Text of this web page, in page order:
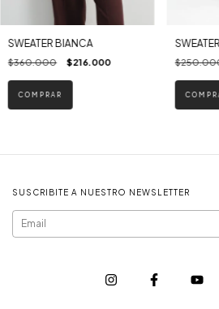
SWEATER BIANCA
$360.000 $216.000
COMPRAR
SUSCRIBITE A NUESTRO NEWSLETTER